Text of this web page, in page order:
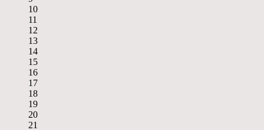
10
11
12
13
14
15
16
17
18
19
20
21